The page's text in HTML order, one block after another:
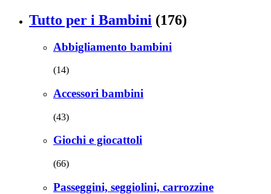
Tutto per i Bambini (176)
Abbigliamento bambini
(14)
Accessori bambini
(43)
Giochi e giocattoli
(66)
Passeggini, seggiolini, carrozzine